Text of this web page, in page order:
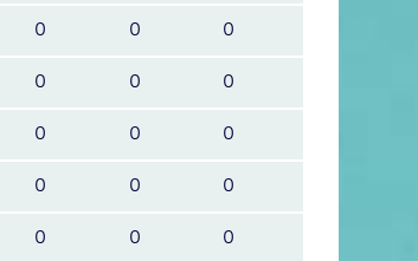
0 0 0
0 0 0
0 0 0
0 0 0
0 0 0